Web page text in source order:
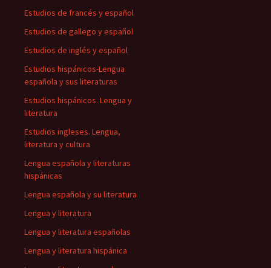
Estudios de francés y español
Estudios de gallego y español
Estudios de inglés y español
Estudios hispánicos-Lengua
española y sus literaturas
Estudios hispánicos. Lengua y
literatura
Estudios ingleses. Lengua,
literatura y cultura
Lengua española y literaturas
hispánicas
Lengua española y su literatura
Lengua y literatura
Lengua y literatura españolas
Lengua y literatura hispánica